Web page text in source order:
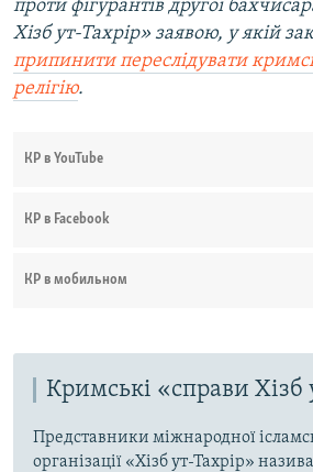
проти фігурантів другої
Хізб ут-Тахрір» заявою, у якій
припинити переслідувати
релігію.
КР в YouTube
КР в Facebook
КР в мобильном
Кримські «справи Хізб
Представники міжнародної
організації «Хізб ут-Тахрір»